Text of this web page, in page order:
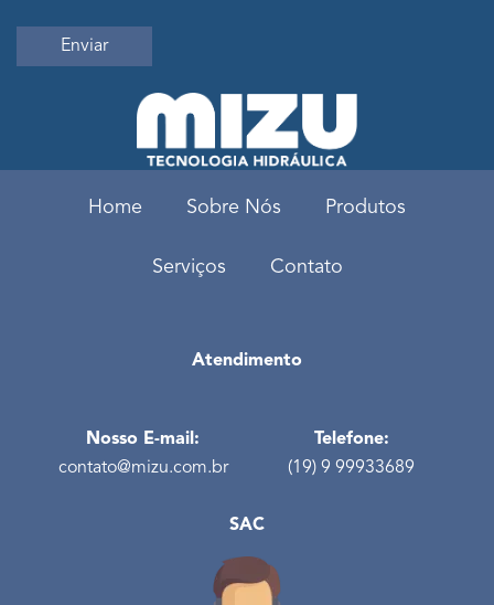
Home Sobre Nós Produtos
Serviços Contato
Atendimento
Nosso E-mail:
contato@mizu.com.br
Telefone:
(19) 9 99933689
SAC